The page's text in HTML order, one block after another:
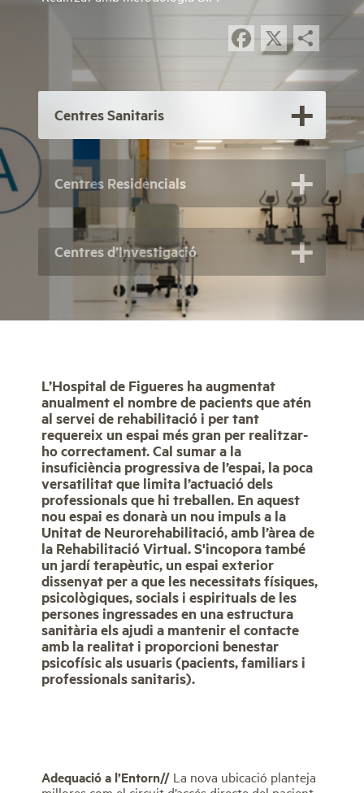
Facebook
X
Centres Sanitaris
Centres Residencials
Centres d’Investigació
L’Hospital de Figueres ha augmentat
anualment el nombre de pacients que atén
al servei de rehabilitació i per tant
requereix un espai més gran per realitzar-
ho correctament. Cal sumar a la
insuficiència progressiva de l’espai, la poca
versatilitat que limita l’actuació dels
professionals que hi treballen. En aquest
nou espai es donarà un nou impuls a la
Unitat de Neurorehabilitació, amb l’àrea de
la Rehabilitació Virtual. S'incopora també
un jardí terapèutic, un espai exterior
dissenyat per a que les necessitats físiques,
psicològiques, socials i espirituals de les
persones ingressades en una estructura
sanitària els ajudi a mantenir el contacte
amb la realitat i proporcioni benestar
psicofísic als usuaris (pacients, familiars i
professionals sanitaris).
Adequació a l’Entorn//La nova ubicació planteja